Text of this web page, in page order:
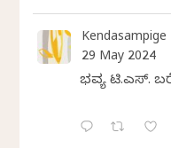
Kendasampige
29 May 2024
ಭವ್ಯ ಟಿ.ಎಸ್.